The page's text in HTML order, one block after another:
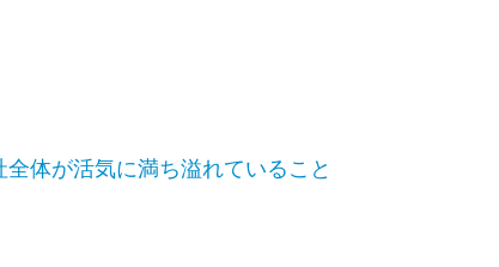
体が活気に満ち溢れていること